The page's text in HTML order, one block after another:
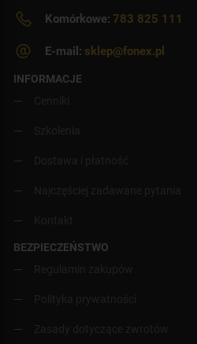
Komórkowe: 783 825 111
E-mail: sklep@fonex.pl
INFORMACJE
BEZPIECZEŃSTWO